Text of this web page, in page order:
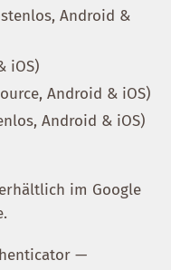
Android &
iOS)
Android & iOS)
Android & iOS)
im Google
—